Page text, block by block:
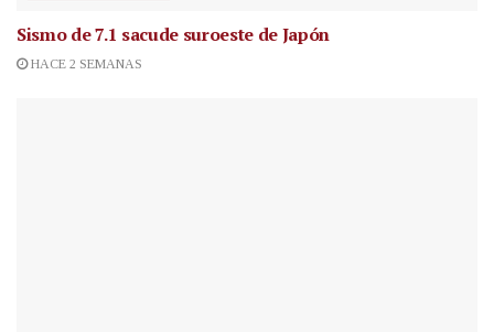
Sismo de 7.1 sacude suroeste de Japón
HACE 2 SEMANAS